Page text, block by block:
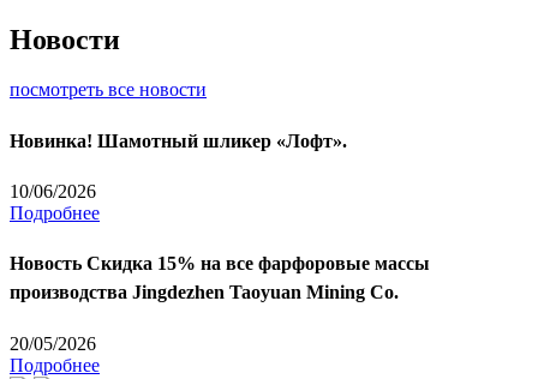
Новости
посмотреть все новости
Новинка! Шамотный шликер «Лофт».
10/06/2026
Подробнее
Новость Скидка 15% на все фарфоровые массы
производства Jingdezhen Taoyuan Mining Co.
20/05/2026
Подробнее